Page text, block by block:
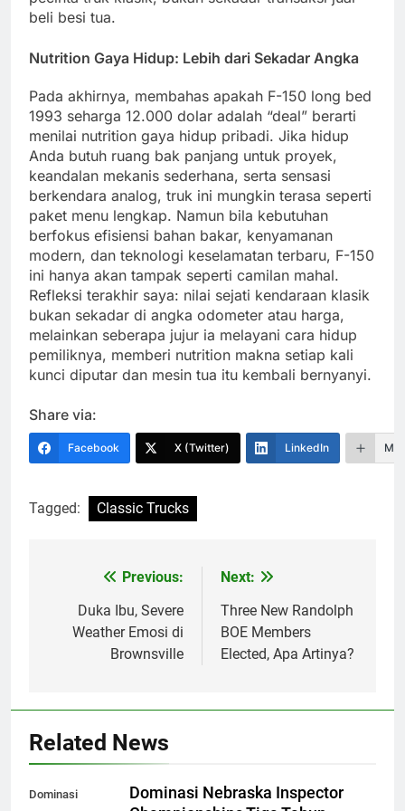
beli besi tua.
Nutrition Gaya Hidup: Lebih dari Sekadar Angka
Pada akhirnya, membahas apakah F-150 long bed
1993 seharga 12.000 dolar adalah “deal” berarti
menilai nutrition gaya hidup pribadi. Jika hidup
Anda butuh ruang bak panjang untuk proyek,
keandalan mekanis sederhana, serta sensasi
berkendara analog, truk ini mungkin terasa seperti
paket menu lengkap. Namun bila kebutuhan
berfokus efisiensi bahan bakar, kenyamanan
modern, dan teknologi keselamatan terbaru, F-150
ini hanya akan tampak seperti camilan mahal.
Refleksi terakhir saya: nilai sejati kendaraan klasik
bukan sekadar di angka odometer atau harga,
melainkan seberapa jujur ia melayani cara hidup
pemiliknya, memberi nutrition makna setiap kali
kunci diputar dan mesin tua itu kembali bernyanyi.
Share via:
Facebook X (Twitter) LinkedIn
Tagged: Classic Trucks
Navigasi
pos
Previous:
Duka Ibu, Severe
Weather Emosi di
Brownsville
Next:
Three New Randolph
BOE Members
Elected, Apa Artinya?
Related News
Dominasi
Dominasi Nebraska Inspector